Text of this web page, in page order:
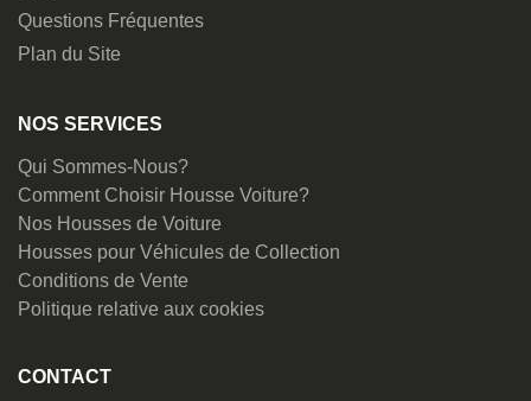
Questions Fréquentes
Plan du Site
NOS SERVICES
Qui Sommes-Nous?
Comment Choisir Housse Voiture?
Nos Housses de Voiture
Housses pour Véhicules de Collection
Conditions de Vente
Politique relative aux cookies
CONTACT